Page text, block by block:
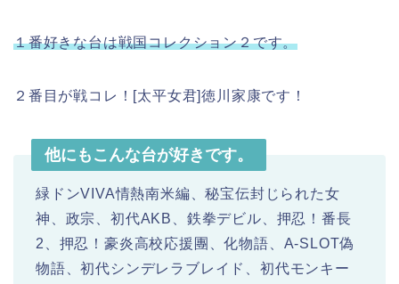
１番好きな台は戦国コレクション２です。
２番目が戦コレ！[太平女君]徳川家康です！
他にもこんな台が好きです。
緑ドンVIVA情熱南米編、秘宝伝封じられた女
神、政宗、初代AKB、鉄拳デビル、押忍！番長
2、押忍！豪炎高校応援團、化物語、A-SLOT偽
物語、初代シンデレラブレイド、初代モンキー